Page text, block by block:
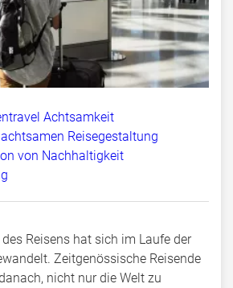
Achtsamkeit
Reisegestaltung
von Nachhaltigkeit
Reisens hat sich im Laufe der
Zeitgenössische Reisende
nicht nur die Welt zu